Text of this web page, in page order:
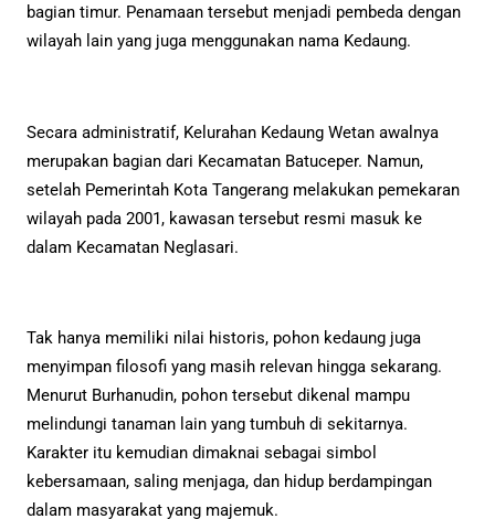
bagian timur. Penamaan tersebut menjadi pembeda dengan
wilayah lain yang juga menggunakan nama Kedaung.
Secara administratif, Kelurahan Kedaung Wetan awalnya
merupakan bagian dari Kecamatan Batuceper. Namun,
setelah Pemerintah Kota Tangerang melakukan pemekaran
wilayah pada 2001, kawasan tersebut resmi masuk ke
dalam Kecamatan Neglasari.
Tak hanya memiliki nilai historis, pohon kedaung juga
menyimpan filosofi yang masih relevan hingga sekarang.
Menurut Burhanudin, pohon tersebut dikenal mampu
melindungi tanaman lain yang tumbuh di sekitarnya.
Karakter itu kemudian dimaknai sebagai simbol
kebersamaan, saling menjaga, dan hidup berdampingan
dalam masyarakat yang majemuk.